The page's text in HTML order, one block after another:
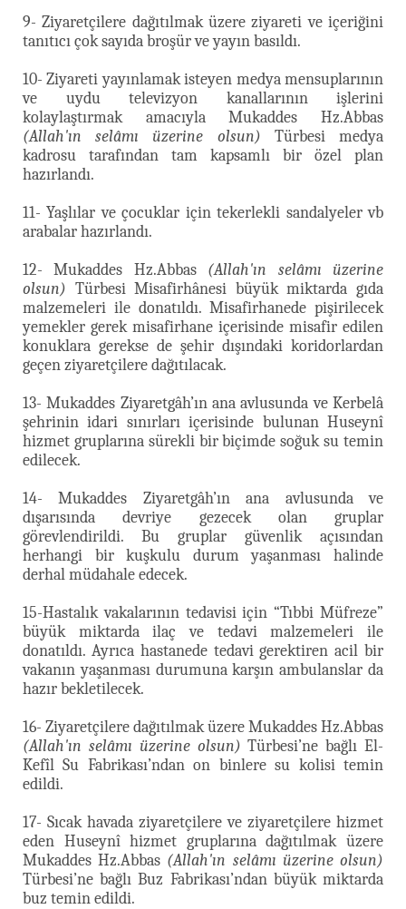
9- Ziyaretçilere dağıtılmak üzere ziyareti ve içeriğini
tanıtıcı çok sayıda broşür ve yayın basıldı.
10- Ziyareti yayınlamak isteyen medya mensuplarının
ve uydu televizyon kanallarının işlerini
kolaylaştırmak amacıyla Mukaddes Hz.Abbas
(Allah'ın selâmı üzerine olsun) Türbesi medya
kadrosu tarafından tam kapsamlı bir özel plan
hazırlandı.
11- Yaşlılar ve çocuklar için tekerlekli sandalyeler vb
arabalar hazırlandı.
12- Mukaddes Hz.Abbas (Allah'ın selâmı üzerine
olsun) Türbesi Misafirhânesi büyük miktarda gıda
malzemeleri ile donatıldı. Misafirhanede pişirilecek
yemekler gerek misafirhane içerisinde misafir edilen
konuklara gerekse de şehir dışındaki koridorlardan
geçen ziyaretçilere dağıtılacak.
13- Mukaddes Ziyaretgâh’ın ana avlusunda ve Kerbelâ
şehrinin idari sınırları içerisinde bulunan Huseynî
hizmet gruplarına sürekli bir biçimde soğuk su temin
edilecek.
14- Mukaddes Ziyaretgâh’ın ana avlusunda ve
dışarısında devriye gezecek olan gruplar
görevlendirildi. Bu gruplar güvenlik açısından
herhangi bir kuşkulu durum yaşanması halinde
derhal müdahale edecek.
15-Hastalık vakalarının tedavisi için “Tıbbi Müfreze”
büyük miktarda ilaç ve tedavi malzemeleri ile
donatıldı. Ayrıca hastanede tedavi gerektiren acil bir
vakanın yaşanması durumuna karşın ambulanslar da
hazır bekletilecek.
16- Ziyaretçilere dağıtılmak üzere Mukaddes Hz.Abbas
(Allah'ın selâmı üzerine olsun) Türbesi’ne bağlı El-
Kefîl Su Fabrikası’ndan on binlere su kolisi temin
edildi.
17- Sıcak havada ziyaretçilere ve ziyaretçilere hizmet
eden Huseynî hizmet gruplarına dağıtılmak üzere
Mukaddes Hz.Abbas (Allah'ın selâmı üzerine olsun)
Türbesi’ne bağlı Buz Fabrikası’ndan büyük miktarda
buz temin edildi.